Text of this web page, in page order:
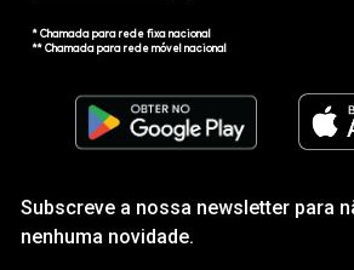
* Chamada para rede fixa nacional
** Chamada para rede móvel nacional
Subscreve a nossa newsletter para
nenhuma novidade.